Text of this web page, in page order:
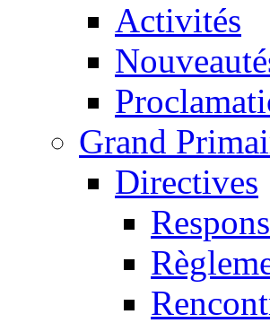
Activités
Grand
Directives